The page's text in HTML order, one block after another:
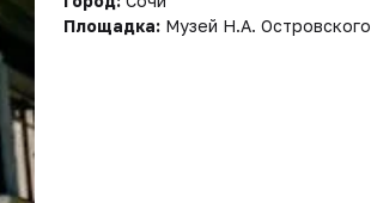
Площадка: Музей Н.А. Островского